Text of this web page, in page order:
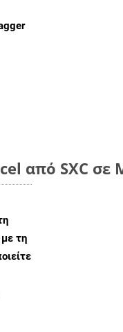
από SXC
τη